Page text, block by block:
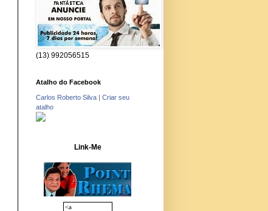
(13) 992056515
Atalho do Facebook
Carlos Roberto Silva | Criar seu
atalho
Link-Me